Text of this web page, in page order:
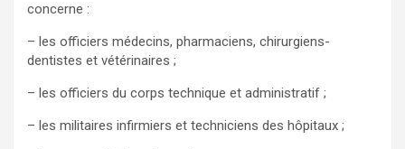
concerne :
– les officiers médecins, pharmaciens, chirurgiens-
dentistes et vétérinaires ;
– les officiers du corps technique et administratif ;
– les militaires infirmiers et techniciens des hôpitaux ;